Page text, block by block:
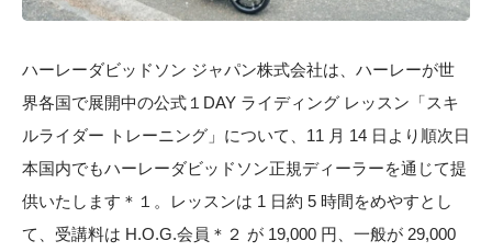
ハーレーダビッドソン ジャパン株式会社は、ハーレーが世
界各国で展開中の公式１DAY ライディング レッスン「スキ
ルライダー トレーニング」について、11 月 14 日より順次日
本国内でもハーレーダビッドソン正規ディーラーを通じて提
供いたします＊１。レッスンは 1 日約 5 時間をめやすとし
て、受講料は H.O.G.会員＊２ が 19,000 円、一般が 29,000